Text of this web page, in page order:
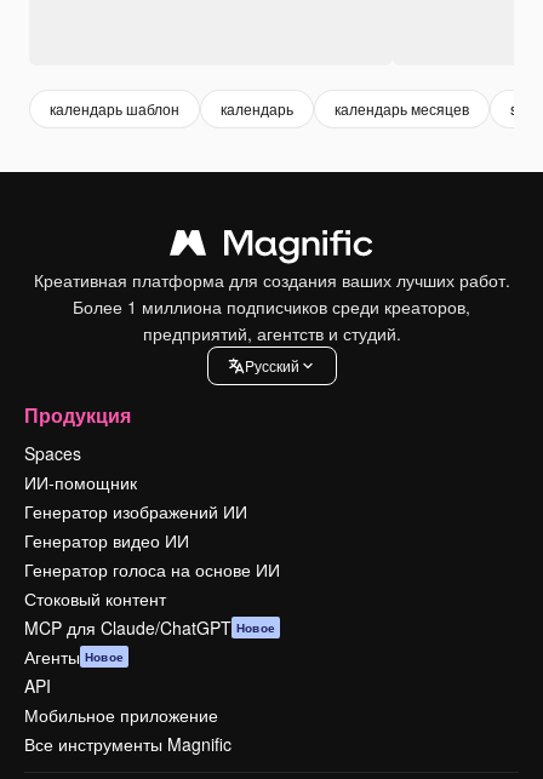
календарь шаблон календарь календарь месяцев
Креативная платформа для создания ваших лучших работ.
Более 1 миллиона подписчиков среди креаторов,
предприятий, агентств и студий.
Pусский
Продукция
Spaces
ИИ-помощник
Генератор изображений ИИ
Генератор видео ИИ
Генератор голоса на основе ИИ
Стоковый контент
MCP для Claude/ChatGPT Новое
Агенты Новое
API
Мобильное приложение
Все инструменты Magnific